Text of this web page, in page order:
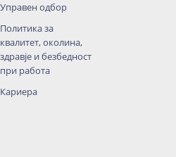
Управен одбор
Политика за
квалитет, околина,
здравје и безбедност
при работа
Кариера